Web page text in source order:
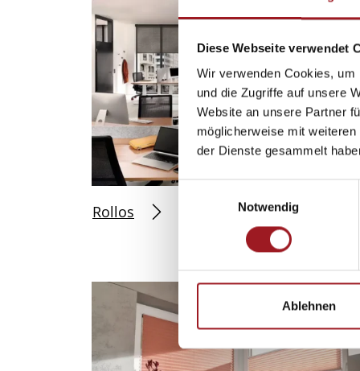
Diese Webseite verwendet
Wir verwenden Cookies,
und die Zugriffe auf unsere
Website an unsere Partner
möglicherweise mit
der Dienste gesammelt
E
l
l
i
g
u
Notwendig
Ablehnen
Rollos